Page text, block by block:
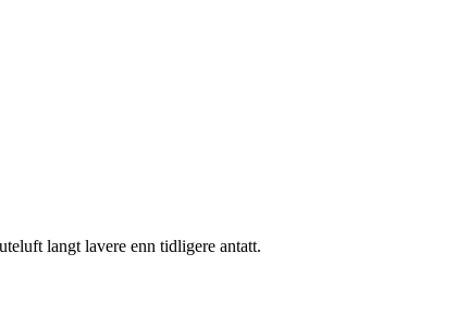
langt lavere enn tidligere antatt.